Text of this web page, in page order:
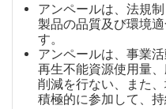
アンペールは、法規
製品の品質及び環境
す。
アンペールは、事業
再生不能資源使用量
削減を行ない、また
積極的に参加して、